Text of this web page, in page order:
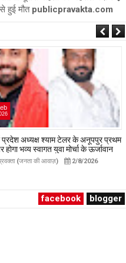
हुई मौत publicpravakta.com
ने छत्तीसगढ़ खपाने जा रही 234
अंग्रेजी शराब पकड़ी, 03 तस्कर
लग्ज़री इनोवा जब्त
(जनता की आवाज़) 7/7/2026
facebook blogger